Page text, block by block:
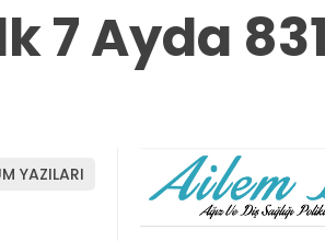
7 Ayda 831
YAZILARI